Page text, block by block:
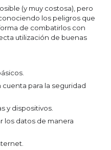
(y muy costosa), pero
los peligros que
de combatirlos con
utilización de buenas
para la seguridad
y dispositivos.
los datos de manera